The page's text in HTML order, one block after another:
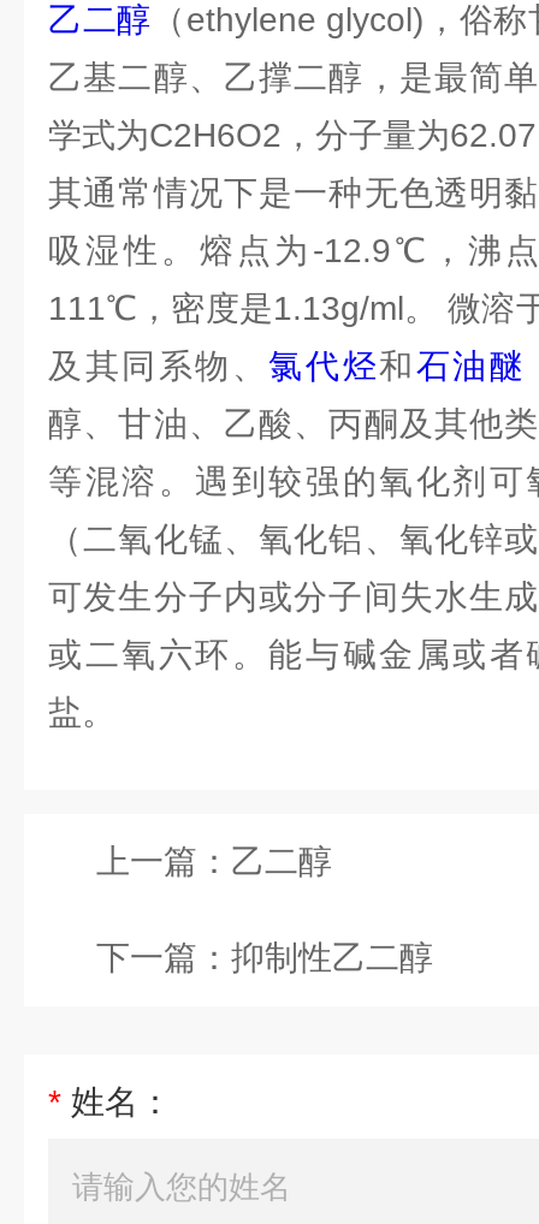
乙二醇 （ethylene glycol)，俗
乙基二醇、乙撑二醇，是最简
学式为C2H6O2，分子量为
其通常情况下是一种无色透明
吸湿性。熔点为-12.9℃，沸
111℃，密度是1.13g/ml。 微溶
及其同系物、氯代烃和石油醚
醇、甘油、乙酸、丙酮及其他
等混溶。遇到较强的氧化剂
（二氧化锰、氧化铝、氧化锌
可发生分子内或分子间失水生
或二氧六环。能与碱金属或者
盐。
上一篇： 乙二醇
下一篇： 抑制性乙二醇
* 姓名：